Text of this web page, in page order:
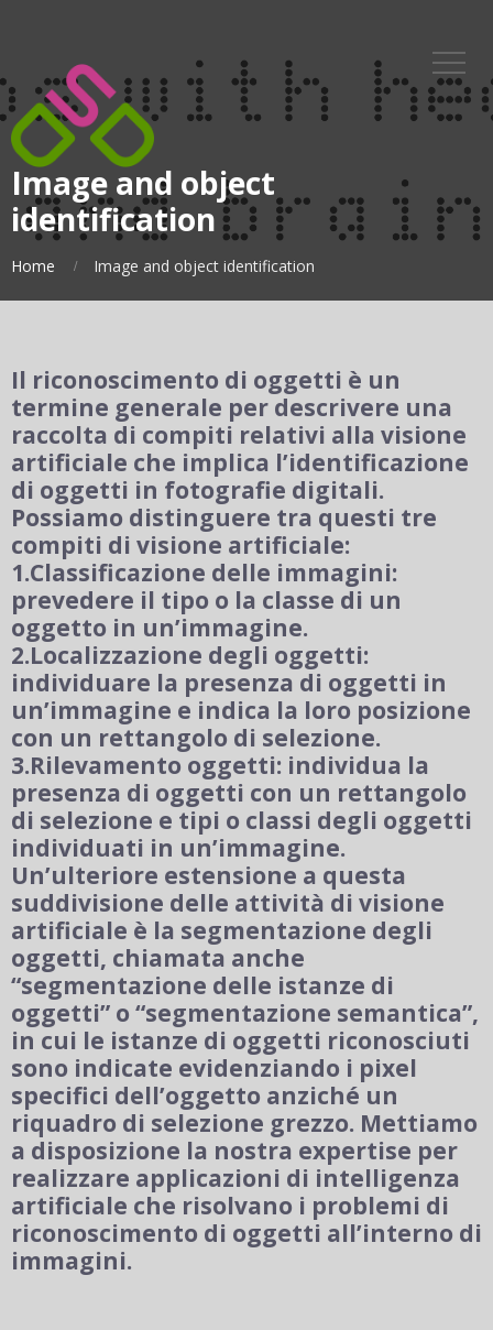
Image and object
identification
Home Image and object identification
Il riconoscimento di oggetti è un
termine generale per descrivere una
raccolta di compiti relativi alla visione
artificiale che implica l’identificazione
di oggetti in fotografie digitali.
Possiamo distinguere tra questi tre
compiti di visione artificiale:
1.Classificazione delle immagini:
prevedere il tipo o la classe di un
oggetto in un’immagine.
2.Localizzazione degli oggetti:
individuare la presenza di oggetti in
un’immagine e indica la loro posizione
con un rettangolo di selezione.
3.Rilevamento oggetti: individua la
presenza di oggetti con un rettangolo
di selezione e tipi o classi degli oggetti
individuati in un’immagine.
Un’ulteriore estensione a questa
suddivisione delle attività di visione
artificiale è la segmentazione degli
oggetti, chiamata anche
“segmentazione delle istanze di
oggetti” o “segmentazione semantica”,
in cui le istanze di oggetti riconosciuti
sono indicate evidenziando i pixel
specifici dell’oggetto anziché un
riquadro di selezione grezzo. Mettiamo
a disposizione la nostra expertise per
realizzare applicazioni di intelligenza
artificiale che risolvano i problemi di
riconoscimento di oggetti all’interno di
immagini.